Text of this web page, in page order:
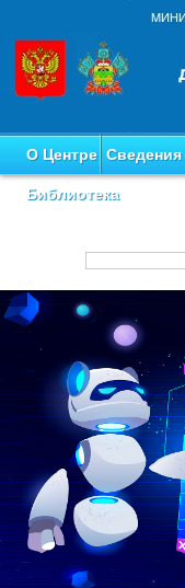
О Центре Сведения
Библиотека